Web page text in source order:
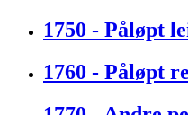
1750 - Påløpt
1760 - Påløpt